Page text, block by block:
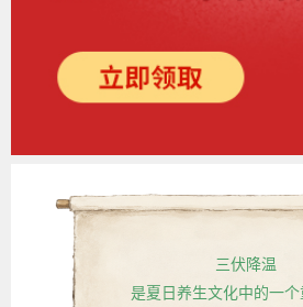
三伏降温
是夏日养生文化中的一个